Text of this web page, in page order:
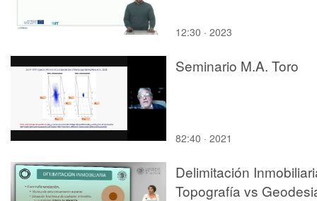
12:30 · 2023
Seminario M.A. Toro
82:40 · 2021
Delimitación
Topografía vs